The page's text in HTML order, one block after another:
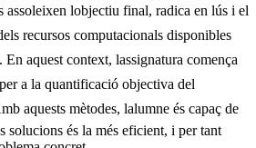
lobjectiu final, radica en lús i el
recursos computacionals disponibles
aquest context, lassignatura comença
a la quantificació objectiva del
aquests mètodes, lalumne és capaç de
solucions és la més eficient, i per tant